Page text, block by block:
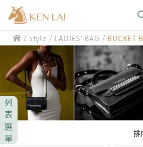
款式分類 style
男士包款 MEN'S BAG
男士夾款 MEN'S WALLET
男士皮帶 MEN'S BELT
CHIARUGI
男士包款 MEN'S BAG
男士夾款 MEN'S WALLET
男士皮帶 MEN'S BELT
CUMAR
Roberta di Camerino
/ style / LADIES' BAG / BUCKET
列
表
選
單
排